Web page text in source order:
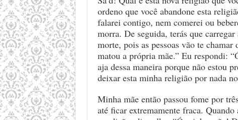
ordeno que você abandone esta
falarei contigo, nem comerei ou
morra. De seguida, terás que
morte, pois as pessoas vão te chamar
matou a própria mãe.” Eu respondi:
aja dessa maneira porque não estou
deixar esta minha religião por nada
Minha mãe então passou fome por
até ficar extremamente fraca. Quando